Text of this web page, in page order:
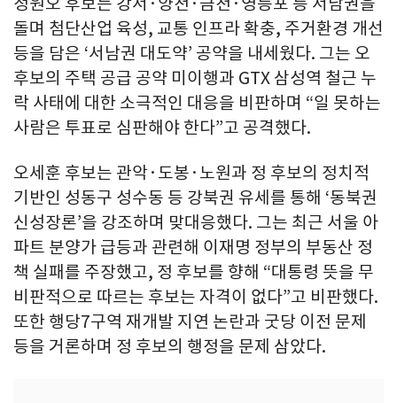
돌며 첨단산업 육성, 교통 인프라 확충, 주거환경 개선
등을 담은 ‘서남권 대도약’ 공약을 내세웠다. 그는 오
후보의 주택 공급 공약 미이행과 GTX 삼성역 철근 누
락 사태에 대한 소극적인 대응을 비판하며 “일 못하는
사람은 투표로 심판해야 한다”고 공격했다.
오세훈 후보는 관악·도봉·노원과 정 후보의 정치적
기반인 성동구 성수동 등 강북권 유세를 통해 ‘동북권
신성장론’을 강조하며 맞대응했다. 그는 최근 서울 아
파트 분양가 급등과 관련해 이재명 정부의 부동산 정
책 실패를 주장했고, 정 후보를 향해 “대통령 뜻을 무
비판적으로 따르는 후보는 자격이 없다”고 비판했다.
또한 행당7구역 재개발 지연 논란과 굿당 이전 문제
등을 거론하며 정 후보의 행정을 문제 삼았다.